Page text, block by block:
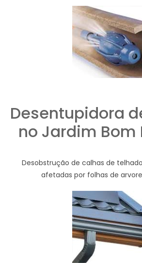
Desentupidora
no Jardim Bom
Desobstrução de calhas de
afetadas por folhas de